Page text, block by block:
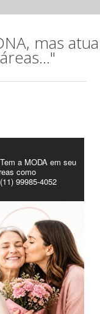
mas atua
a MODA em seu
como
99985-4052